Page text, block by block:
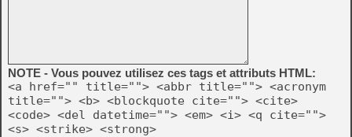
NOTE - Vous pouvez utilisez ces tags et attributs HTML:
<a href="" title=""> <abbr title=""> <acronym
title=""> <b> <blockquote cite=""> <cite>
<code> <del datetime=""> <em> <i> <q cite="">
<s> <strike> <strong>